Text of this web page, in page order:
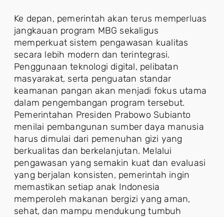
Ke depan, pemerintah akan terus memperluas
jangkauan program MBG sekaligus
memperkuat sistem pengawasan kualitas
secara lebih modern dan terintegrasi.
Penggunaan teknologi digital, pelibatan
masyarakat, serta penguatan standar
keamanan pangan akan menjadi fokus utama
dalam pengembangan program tersebut.
Pemerintahan Presiden Prabowo Subianto
menilai pembangunan sumber daya manusia
harus dimulai dari pemenuhan gizi yang
berkualitas dan berkelanjutan. Melalui
pengawasan yang semakin kuat dan evaluasi
yang berjalan konsisten, pemerintah ingin
memastikan setiap anak Indonesia
memperoleh makanan bergizi yang aman,
sehat, dan mampu mendukung tumbuh